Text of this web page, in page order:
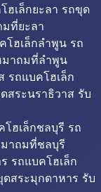
ฮเล็กยะลา รถขุด
มที่ยะลา
โฮเล็กลำพูน รถ
มาถมที่ลำพูน
รถแบคโฮเล็ก
สระนราธิวาส รับ
โฮเล็กชลบุรี รถ
มาถมที่ชลบุรี
รถแบคโฮเล็ก
สระมุกดาหาร รับ